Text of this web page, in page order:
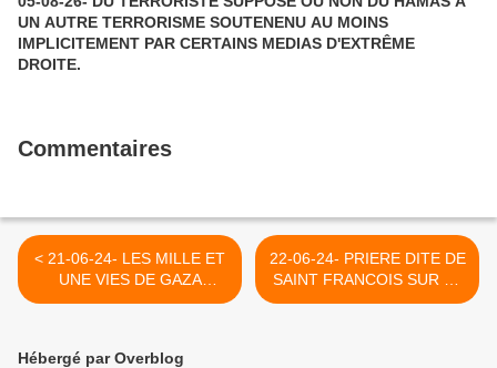
UN AUTRE TERRORISME SOUTENENU AU MOINS
IMPLICITEMENT PAR CERTAINS MEDIAS D'EXTRÊME
DROITE.
Commentaires
< 21-06-24- LES MILLE ET
UNE VIES DE GAZA
(HASSAN TARFAOUI- LE
22-06-24- PRIERE DITE DE
SAINT FRANCOIS SUR LE
DON DE LA PAIX >
Hébergé par Overblog